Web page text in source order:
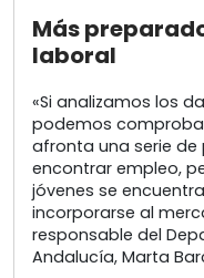
Más
laboral
«Si analizamos los
podemos
afronta una serie
encontrar empleo,
jóvenes se
incorporarse al
responsable del
Andalucía, Marta